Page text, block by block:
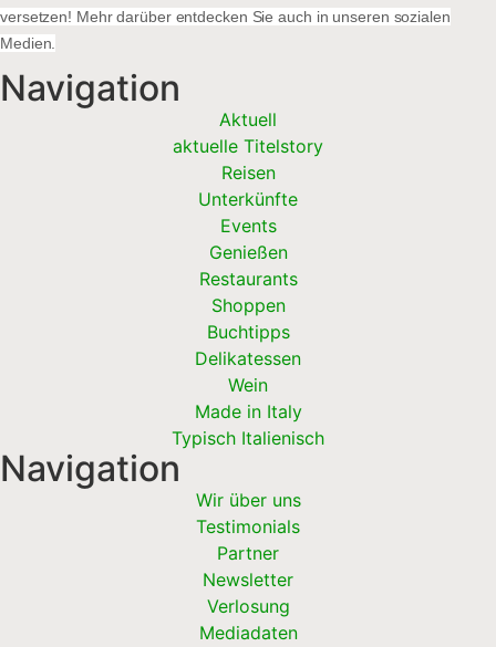
versetzen! Mehr darüber entdecken Sie auch in unseren sozialen
Medien.
Navigation
Aktuell
aktuelle Titelstory
Reisen
Unterkünfte
Events
Genießen
Restaurants
Shoppen
Buchtipps
Delikatessen
Wein
Made in Italy
Typisch Italienisch
Navigation
Wir über uns
Testimonials
Partner
Newsletter
Verlosung
Mediadaten